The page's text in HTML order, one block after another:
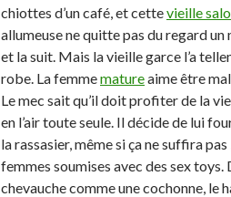
chiottes d’un café, et cettevieille
allumeuse ne quitte pas du regard
et la suit. Mais la vieille garce l’a
robe. La femmematureaime être
Le mec sait qu’il doit profiter de la
en l’air toute seule. Il décide de lui
la rassasier, même si ça ne suffira pas
femmes soumises avec des sex toys.
chevauche comme une cochonne, le